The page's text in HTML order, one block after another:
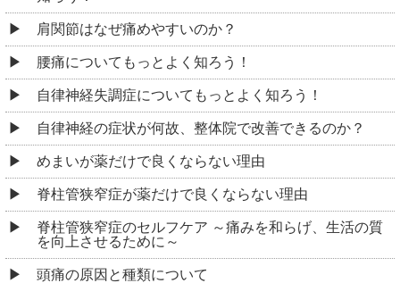
肩関節はなぜ痛めやすいのか？
腰痛についてもっとよく知ろう！
自律神経失調症についてもっとよく知ろう！
自律神経の症状が何故、整体院で改善できるのか？
めまいが薬だけで良くならない理由
脊柱管狭窄症が薬だけで良くならない理由
脊柱管狭窄症のセルフケア ～痛みを和らげ、生活の質
を向上させるために～
頭痛の原因と種類について